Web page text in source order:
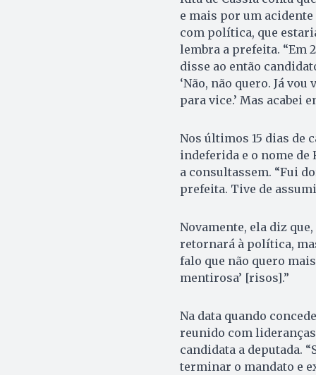
e mais por um
com política, que
lembra a prefeita. “Em
disse ao então
‘Não, não quero. Já
para vice.’ Mas acabei
Nos últimos 15 dias de
indeferida e o nome de
a consultassem. “Fui
prefeita. Tive de
Novamente, ela diz
retornará à política,
falo que não quero
mentirosa’ [risos].”
Na data quando
reunido com
candidata a deputada.
terminar o mandato e